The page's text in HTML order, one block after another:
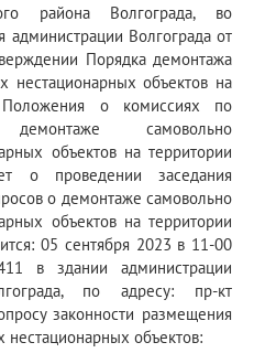
района Волгограда, во
администрации Волгограда от
Порядка демонтажа
нестационарных объектов на
Положения о комиссиях по
самовольно
объектов на территории
о проведении заседания
о демонтаже самовольно
объектов на территории
05 сентября 2023 в 11-00
в здании администрации
по адресу: пр-кт
законности размещения
нестационарных объектов: